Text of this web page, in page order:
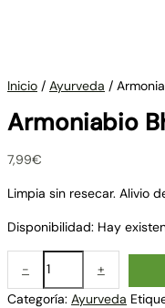
Inicio / Ayurveda /
Armoniabio
7,99€
Limpia sin resecar. Alivio
Disponibilidad: Hay
- +
Categoría: Ayurveda